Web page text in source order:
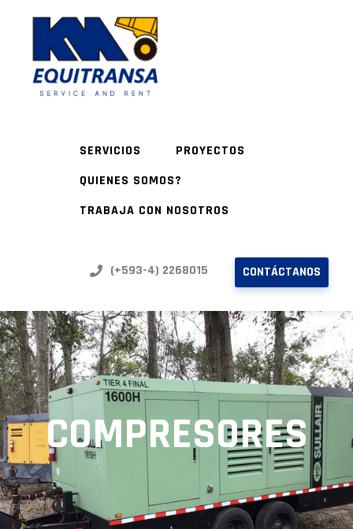
SERVICIOS
PROYECTOS
QUIENES SOMOS?
TRABAJA CON NOSOTROS
(+593-4) 2268015 CONTÁCTANOS
COMPRESORES